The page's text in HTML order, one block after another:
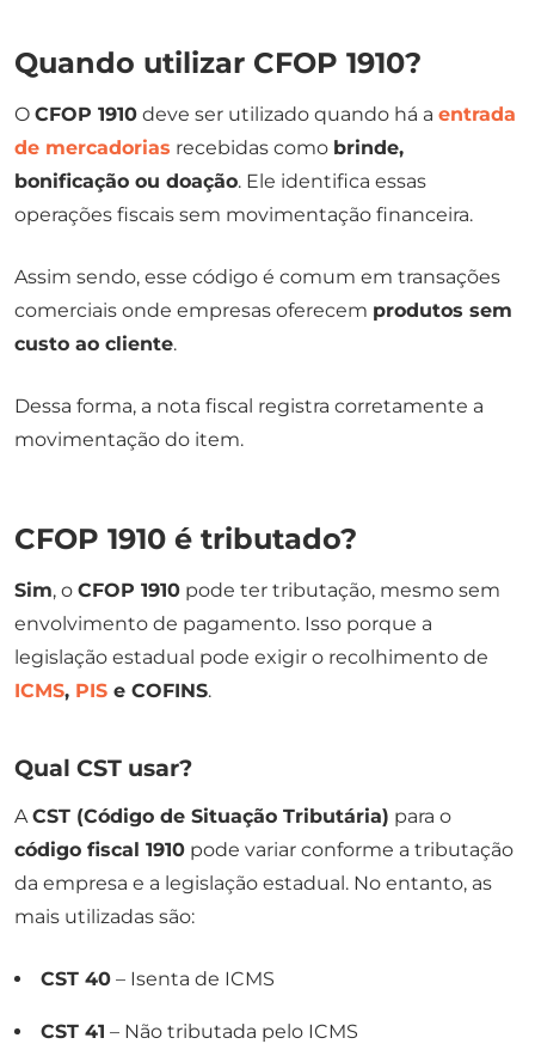
Quando utilizar CFOP 1910?
O CFOP 1910 deve ser utilizado quando há a entrada
de mercadorias recebidas como brinde,
bonificação ou doação. Ele identifica essas
operações fiscais sem movimentação financeira.
Assim sendo, esse código é comum em transações
comerciais onde empresas oferecem produtos sem
custo ao cliente.
Dessa forma, a nota fiscal registra corretamente a
movimentação do item.
CFOP 1910 é tributado?
Sim, o CFOP 1910 pode ter tributação, mesmo sem
envolvimento de pagamento. Isso porque a
legislação estadual pode exigir o recolhimento de
ICMS, PIS e COFINS.
Qual CST usar?
ACST (Código de Situação Tributária) para o
código fiscal 1910 pode variar conforme a tributação
da empresa e a legislação estadual. No entanto, as
mais utilizadas são:
CST 40 – Isenta de ICMS
CST 41 – Não tributada pelo ICMS